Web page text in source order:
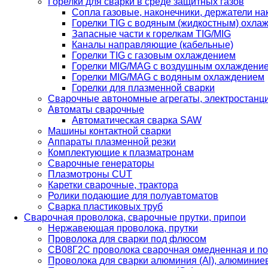
Сопла газовые, наконечники, держатели
Горелки TIG с водяным (жидкостным)
Запасные части к горелкам TIG/MIG
Каналы направляющие (кабельные)
Горелки TIG с газовым охлаждением
Горелки MIG/MAG с воздушным
Горелки MIG/MAG с водяным охлаждением
Горелки для плазменной сварки
Сварочные автономные агрегаты,
Автоматы сварочные
Автоматическая сварка SAW
Машины контактной сварки
Аппараты плазменной резки
Комплектующие к плазматронам
Сварочные генераторы
Плазмотроны CUT
Каретки сварочные, трактора
Ролики подающие для полуавтоматов
Сварка пластиковых труб
Сварочная проволока, сварочные прутки, припои
Нержавеющая проволока, прутки
Проволока для сварки под флюсом
СВ08Г2С проволока сварочная омедненная и
Проволока для сварки алюминия (Al),